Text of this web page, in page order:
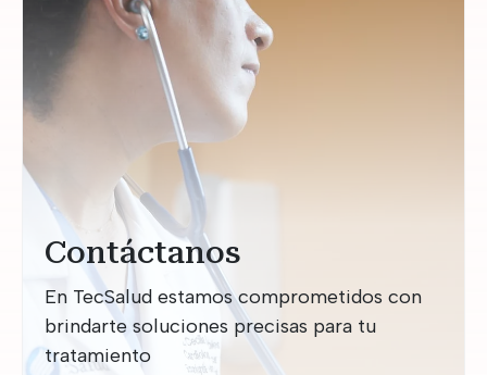
Contáctanos
En TecSalud estamos comprometidos con
brindarte soluciones precisas para tu
tratamiento